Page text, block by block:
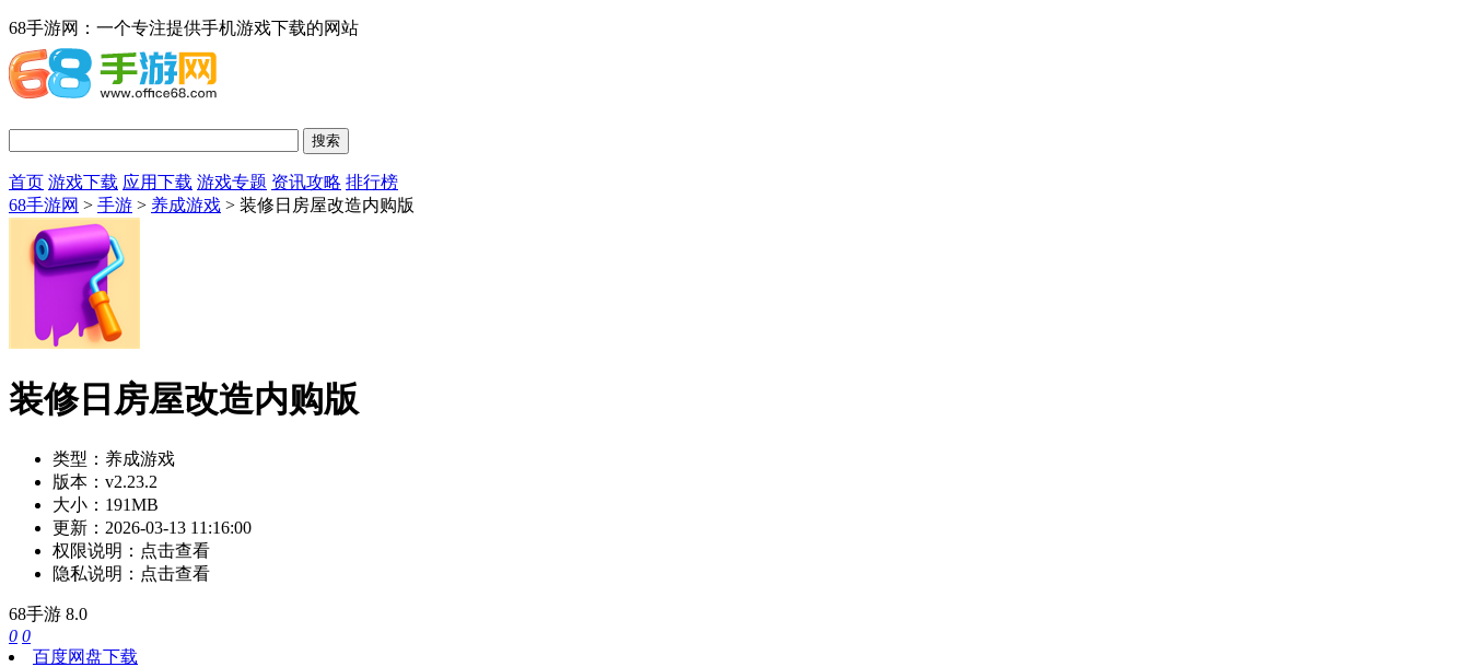
68手游网：一个专注提供手机游戏下载的网站
首页 游戏下载 应用下载 游戏专题 资讯攻略 排行榜
68手游网 > 手游 > 养成游戏 > 装修日房屋改造内购版
装修日房屋改造内购版
类型： 养成游戏
版本： v2.23.2
大小： 191MB
更新： 2026-03-13 11:16:00
权限说明： 点击查看
隐私说明： 点击查看
68手游 8.0
0 0
百度网盘下载